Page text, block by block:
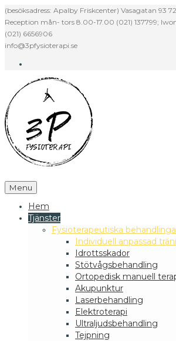
Skip
to
content
(besöksadress: Apalby Friskcenter) Vasagatan 93
Reception mån- tors 8.00-17.00 (021) 137799;
(021) 6656906
info@3pfysioterapi.se
Menu
Hem
Tjänster
Fysioterapeutiska
Individuell anpassad
Idrottsskador
Stötvågsbehandling
Ortopedisk manuell
Akupunktur
Laserbehandling
Elektroterapi
Ultraljudsbehandling
Tejpning